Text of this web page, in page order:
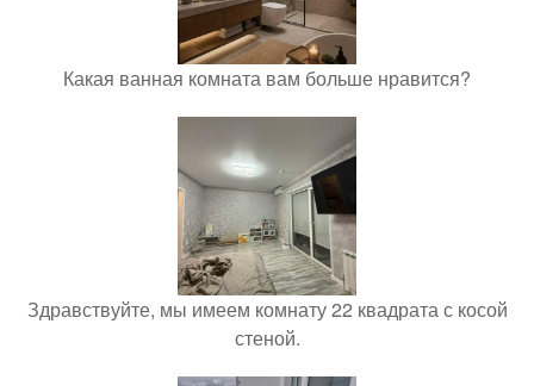
Какая ванная комната вам больше нравится?
Здравствуйте, мы имеем комнату 22 квадрата с косой
стеной.